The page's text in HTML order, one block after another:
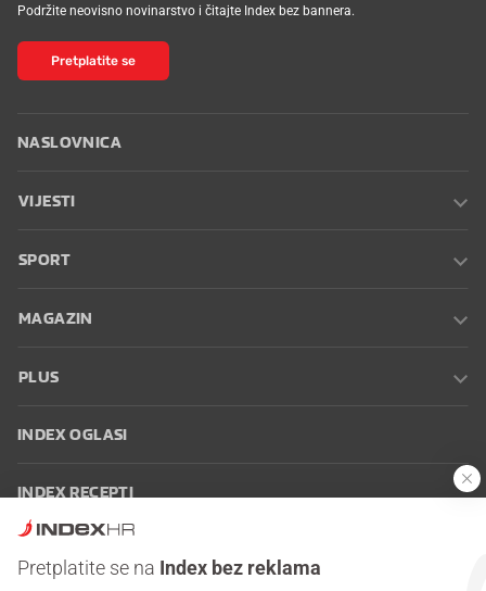
Podržite neovisno novinarstvo i čitajte Index bez bannera.
Pretplatite se
NASLOVNICA
VIJESTI
SPORT
MAGAZIN
PLUS
INDEX OGLASI
INDEX RECEPTI
Pretplatite se na Index bez reklama